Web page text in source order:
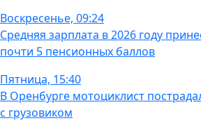
Воскресенье, 09:24
Средняя зарплата в 2026 году
почти 5 пенсионных баллов
Пятница, 15:40
В Оренбурге мотоциклист
с грузовиком